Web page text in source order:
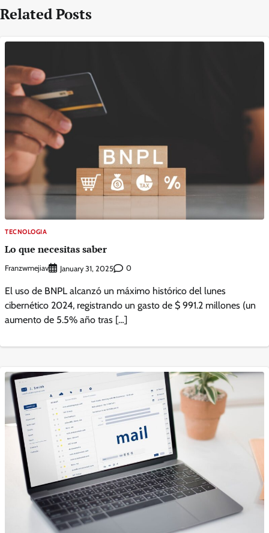
Related Posts
TECNOLOGIA
Lo que necesitas saber
Franzwmejiav January 31, 2025 0
El uso de BNPL alcanzó un máximo histórico del lunes
cibernético 2024, registrando un gasto de $ 991.2 millones (un
aumento de 5.5% año tras […]